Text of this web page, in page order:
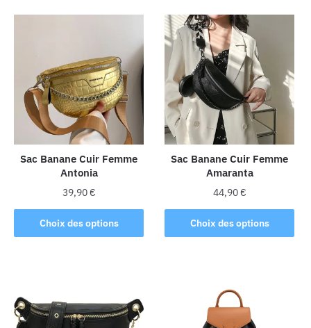
Sac Banane Cuir Femme
Antonia
39,90€
Choix des options
Ce
produit
Les
options
Sac Banane Cuir Femme
Amaranta
44,90€
Choix des options
Ce
produit
Les
options